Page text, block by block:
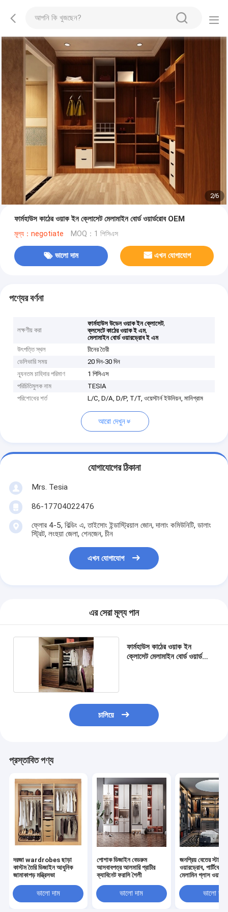
2/6
ফার্মহাউস কাঠের ওয়াক ইন ক্লোসেট মেলামাইন বোর্ড ওয়ার্ডরোব OEM
মূল্য：negotiate MOQ：1 পিসিএস
ভালো দাম এখন যোগাযোগ
পণ্যের বর্ণনা
লক্ষণীয় করা
ফার্মহাউস উডেন ওয়াক ইন ক্লোসেট,
ক্লসেটে কাঠের ওয়াক ই এম,
মেলামাইন বোর্ড ওয়ারড্রোব ই এম
উৎপত্তি স্থল
চীনের তৈরী
ডেলিভারি সময়
20 দিন-30 দিন
ন্যূনতম চাহিদার পরিমাণ
1 পিসিএস
পরিচিতিমুলক নাম
TESIA
পরিশোধের শর্ত
L/C, D/A, D/P, T/T, ওয়েস্টার্ন ইউনিয়ন, মানিগ্রাম
আরো দেখুন
যোগাযোগের ঠিকানা
Mrs. Tesia
86-17704022476
ফ্লোর 4-5, বিল্ডিং এ, তাইসোং ইন্ডাস্ট্রিয়াল জোন, দালাং কমিউনিটি, ডালাং
স্ট্রিট, লংহুয়া জেলা, শেনজেন, চীন
এখন যোগাযোগ
এর সেরা মূল্য পান
ফার্মহাউস কাঠের ওয়াক ইন
ক্লোসেট মেলামাইন বোর্ড ওয়ার্ডরোব
চালিয়ে
প্রস্তাবিত পণ্য
দরজা wardrobes ছাড়া
কাস্টম তৈরি ডিজাইন আধুনিক
জামাকাপড় মন্ত্রিসভা
ভালো দাম
পোশাক ডিজাইন বেডরুম
আসবাবপত্র আলমারি প্রাচীর
ক্যাবিনেট ফরাসি শৈলী
ভালো দাম
জনপ্রিয় বেতের স্টাইল
ওয়ারড্রোব,
মেলামিন গ্লাস ওয়াক
ভালো দাম